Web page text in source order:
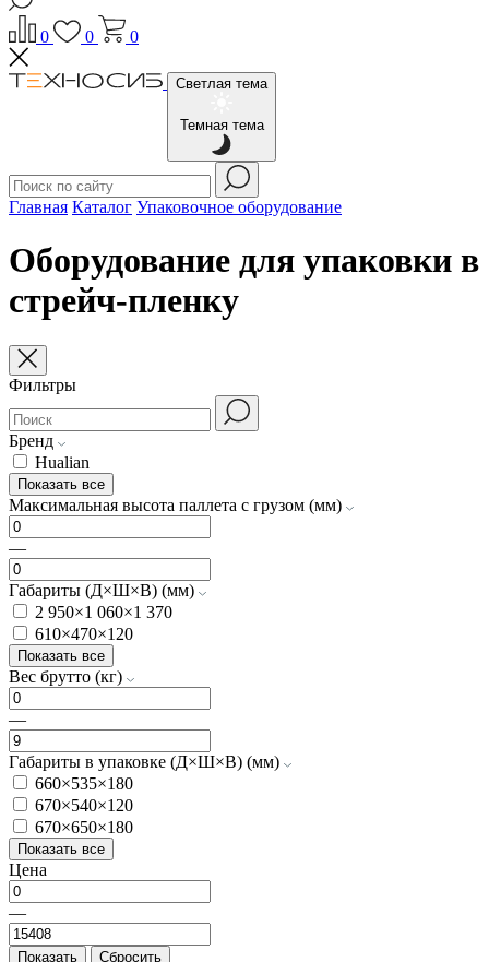
0 0 0
Светлая тема
Темная тема
Главная Каталог Упаковочное оборудование
Оборудование для упаковки в
стрейч-пленку
Фильтры
Бренд
Hualian
Показать все
Максимальная высота паллета с грузом (мм)
—
Габариты (Д×Ш×В) (мм)
2 950×1 060×1 370
610×470×120
Показать все
Вес брутто (кг)
—
Габариты в упаковке (Д×Ш×В) (мм)
660×535×180
670×540×120
670×650×180
Показать все
Цена
—
Показать Сбросить